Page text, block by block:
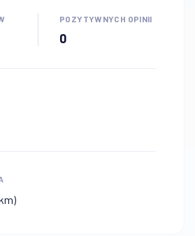
POZYTYWNYCH OPINII
0